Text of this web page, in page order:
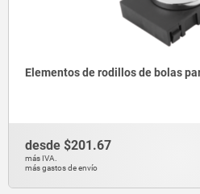
Elementos de rodillos de bolas
desde $201.67
más IVA.
más gastos de envío